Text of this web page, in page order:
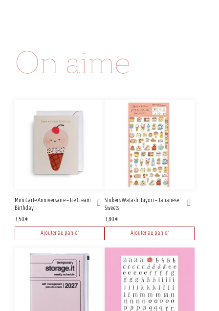
On aime
Mini Carte Anniversaire – Ice Cream
Birthday
3,50€
Ajouter au panier
Stickers Watashi Biyori – Japanese
Sweets
3,80€
Ajouter au panier